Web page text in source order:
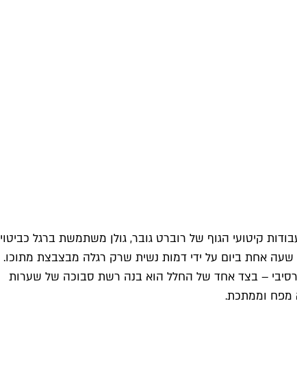
קיטועי הגוף של רוברט גובר, גולן משתמשת ברגל כביטוי
שעה אחת ביום על ידי דמות נשית שרק רגלה מבצבצת מתוכו.
– בצד אחד של החלל הוא בנה רשת סבוכה של שערות
מפח וממתכת.